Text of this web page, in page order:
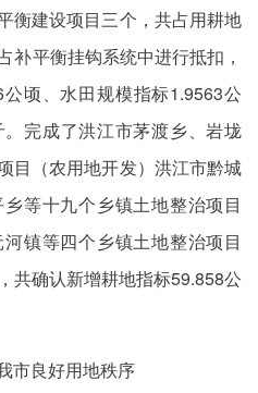
衡建设项目三个，共占用耕地
补平衡挂钩系统中进行抵扣，
顷、水田规模指标1.9563公
完成了洪江市茅渡乡、岩垅
目（农用地开发）洪江市黔城
等十九个乡镇土地整治项目
镇等四个乡镇土地整治项目
共确认新增耕地指标59.858公
市良好用地秩序